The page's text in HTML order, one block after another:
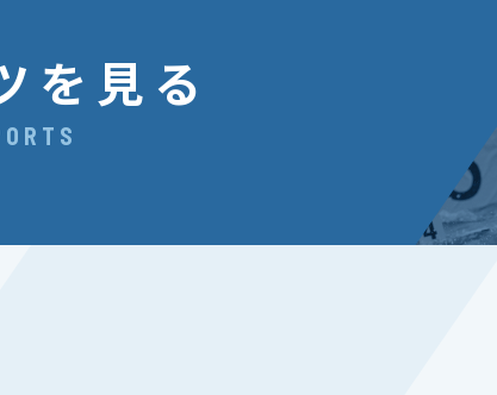
を見る